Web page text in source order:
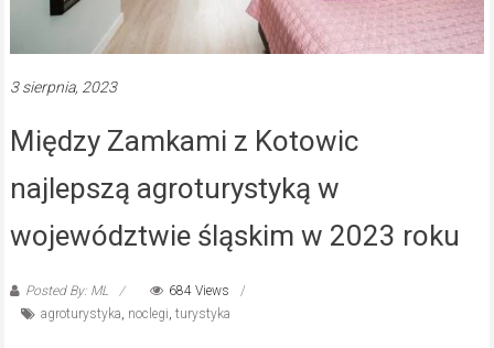
3 sierpnia, 2023
Między Zamkami z Kotowic
najlepszą agroturystyką w
województwie śląskim w 2023 roku
Posted By: ML
684 Views
agroturystyka, noclegi, turystyka